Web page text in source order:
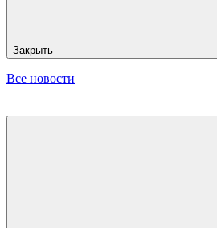
Закрыть
Все новости